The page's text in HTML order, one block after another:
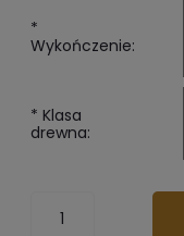
*
Wykończenie:
* Klasa
drewna: